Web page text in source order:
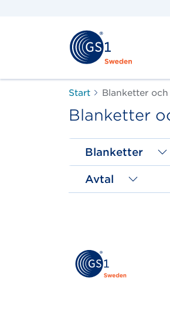
Start Blanketter
Blanketter
Blanketter
Avtal